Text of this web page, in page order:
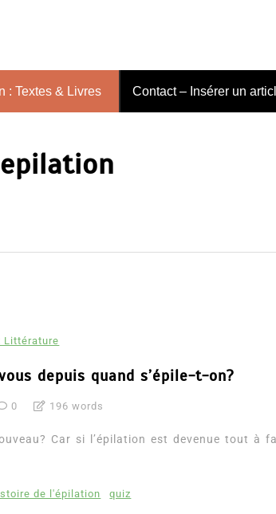
: Textes & Livres Contact – Insérer un
Littérature
depuis quand s’épile-t-on?
0 196 words
Car si l’épilation est devenue tout à
de l'épilation quiz